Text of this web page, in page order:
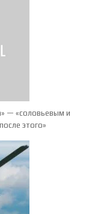
— «соловьевым и
этого»